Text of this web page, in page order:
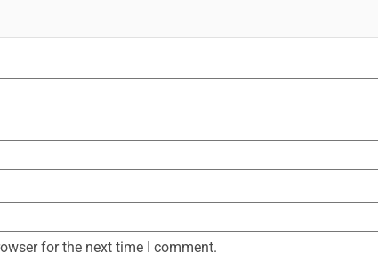
for the next time I comment.